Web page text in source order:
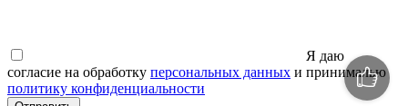
Я даю
согласие на обработку персональных данных и принималью
политику конфиденциальности